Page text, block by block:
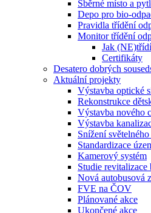
Sběrné místo a
Depo pro bio-
Pravidla třídění
Monitor třídění
Jak
Certifikáty
Desatero dobrých
Aktuální projekty
Výstavba optické
Rekonstrukce
Výstavba nového
Výstavba
Snížení
Standardizace
Kamerový systém
Studie
Nová autobusová
FVE na ČOV
Plánované akce
Ukončené akce